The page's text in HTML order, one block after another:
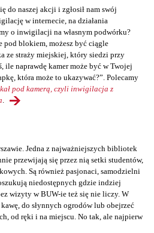
do naszej akcji i zgłosił nam swój
w internecie, na działania
o inwigilacji na własnym podwórku?
pod blokiem, możesz być ciągle
ze straży miejskiej, który siedzi przy
ile naprawdę kamer może być w Twojej
która może to ukazywać?”. Polecamy
pod kamerą, czyli inwigilacja z
Jedna z najważniejszych bibliotek
przewijają się przez nią setki studentów,
Są również pasjonaci, samodzielni
niedostępnych gdzie indziej
wizyty w BUW-ie też się nie liczy. W
do słynnych ogrodów lub obejrzeć
od ręki i na miejscu. No tak, ale najpierw